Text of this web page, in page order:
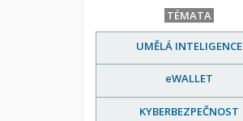
TÉMATA
UMĚLÁ INTELIGENCE
eWALLET
KYBERBEZPEČNOST